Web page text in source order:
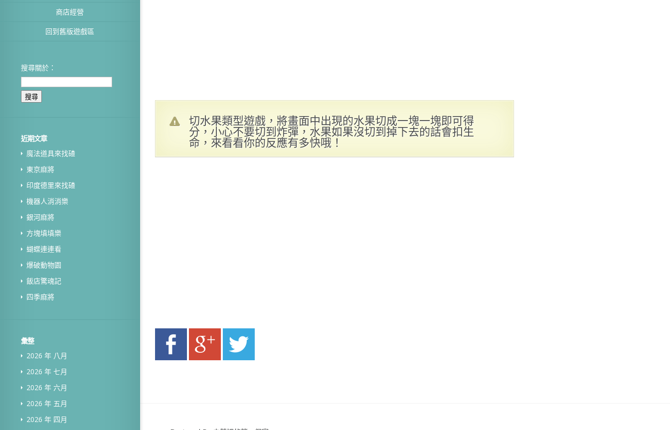
商店經營
回到舊版遊戲區
搜尋關於：
近期文章
魔法道具來找碴
東京麻將
印度德里來找碴
機器人消消樂
銀河麻將
方塊填填樂
蝴蝶連連看
爆破動物園
飯店驚魂記
四季麻將
彙整
2026 年 八月
2026 年 七月
2026 年 六月
2026 年 五月
2026 年 四月
切水果類型遊戲，將畫面中出現的水果切成一塊一塊即可得
分，小心不要切到炸彈，水果如果沒切到掉下去的話會扣生
命，來看看你的反應有多快哦！